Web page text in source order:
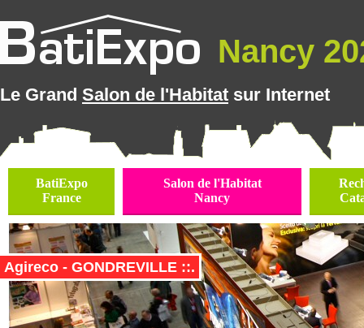
Nancy
Le Grand Salon de l'Habitat sur Internet
BatiExpo
France
Salon de l'Habitat
Nancy
Agireco - GONDREVILLE ::.